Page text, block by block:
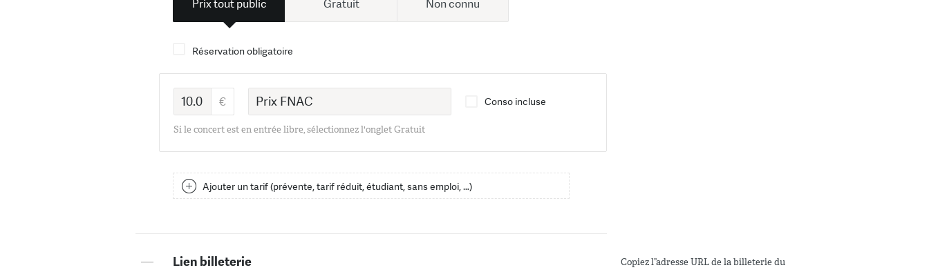
Prix tout public Gratuit Non connu
Réservation obligatoire
Conso incluse
Si le concert est en entrée libre, sélectionnez l'onglet Gratuit
Ajouter un tarif (prévente, tarif réduit, étudiant, sans emploi, …)
— Lien billeterie
Copiez l”adresse URL de la billeterie du